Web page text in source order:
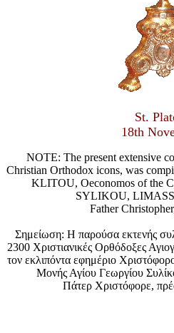
St.
18th
NOTE: The present extensive
Christian Orthodox icons, was
KLITOU, Oeconomos of the
SYLIKOU,
Father
Σημείωση: Η παρούσα εκτενής
2300 Χριστιανικές Ορθόδοξες
τον εκλιπόντα εφημέριο
Μονής Αγίου Γεωργίου
Πάτερ Χριστόφορε,